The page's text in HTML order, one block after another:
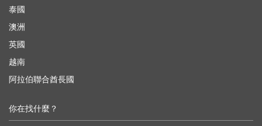
泰國
澳洲
英國
越南
阿拉伯聯合酋長國
你在找什麼？